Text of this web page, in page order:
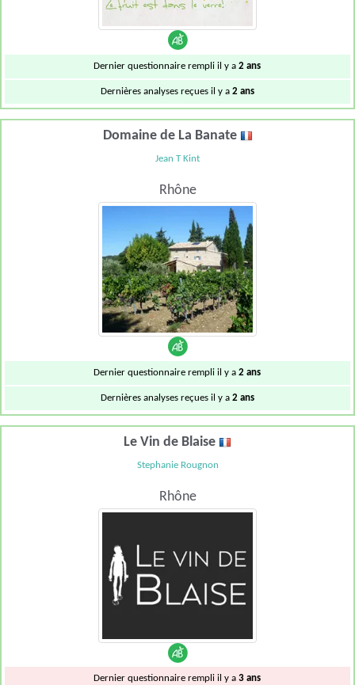
Dernier questionnaire rempli il y a2 ans
Dernières analyses reçues il y a 2 ans
Domaine de La Banate
Jean T Kint
Rhône
Dernier questionnaire rempli il y a2 ans
Dernières analyses reçues il y a 2 ans
Le Vin de Blaise
Stephanie Rougnon
Rhône
Dernier questionnaire rempli il y a3 ans